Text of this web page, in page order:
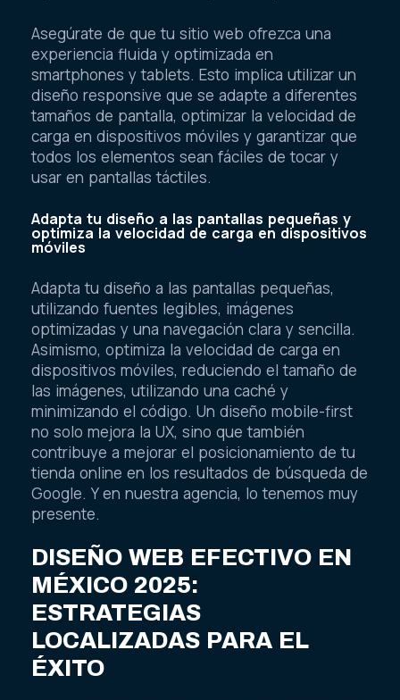
Asegúrate de que tu sitio web ofrezca una
experiencia fluida y optimizada en
smartphones y tablets. Esto implica utilizar un
diseño responsive que se adapte a diferentes
tamaños de pantalla, optimizar la velocidad de
carga en dispositivos móviles y garantizar que
todos los elementos sean fáciles de tocar y
usar en pantallas táctiles.
Adapta tu diseño a las pantallas pequeñas y
optimiza la velocidad de carga en dispositivos
móviles
Adapta tu diseño a las pantallas pequeñas,
utilizando fuentes legibles, imágenes
optimizadas y una navegación clara y sencilla.
Asimismo, optimiza la velocidad de carga en
dispositivos móviles, reduciendo el tamaño de
las imágenes, utilizando una caché y
minimizando el código. Un diseño mobile-first
no solo mejora la UX, sino que también
contribuye a mejorar el posicionamiento de tu
tienda online en los resultados de búsqueda de
Google. Y en nuestra agencia, lo tenemos muy
presente.
DISEÑO WEB EFECTIVO EN
MÉXICO 2025:
ESTRATEGIAS
LOCALIZADAS PARA EL
ÉXITO